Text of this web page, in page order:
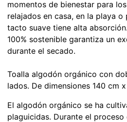
momentos de bienestar para
relajados en casa, en la playa o
tacto suave tiene alta
100% sostenible garantiza un
durante el secado.
Toalla algodón orgánico con
lados. De dimensiones 140 cm
El algodón orgánico se ha
plaguicidas. Durante el